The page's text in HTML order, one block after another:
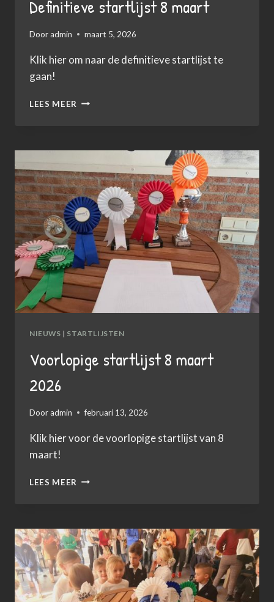
Definitieve startlijst 8 maart
Dooradmin maart 5, 2026
Klik hier om naar de definitieve startlijst te
gaan!
LEES MEER DEFINITIEVE
NIEUWS | STARTLIJSTEN
Voorlopige startlijst 8 maart
2026
Dooradmin februari 13, 2026
Klik hier voor de voorlopige startlijst van 8
maart!
LEES MEER VOORLOPIGE
2026